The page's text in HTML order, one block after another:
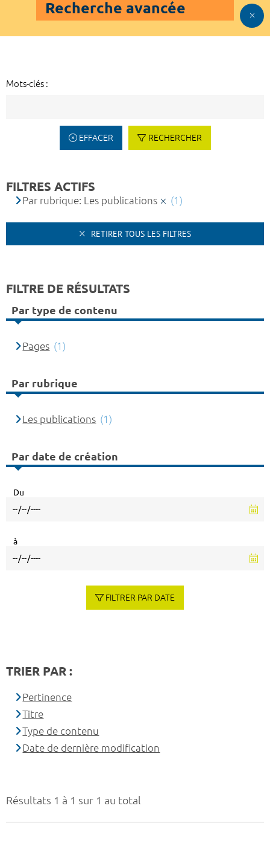
Recherche avancée
Mots-clés :
EFFACER RECHERCHER
Résultats 1 à 1 sur 1 au total
FILTRES ACTIFS
Par rubrique: Les publications (1)
RETIRER TOUS LES FILTRES
FILTRE DE RÉSULTATS
Par type de contenu
Pages (1)
Par rubrique
Les publications (1)
Par date de création
Du
à
FILTRER PAR DATE
TRIER PAR :
Pertinence
Titre
Type de contenu
Date de dernière modification